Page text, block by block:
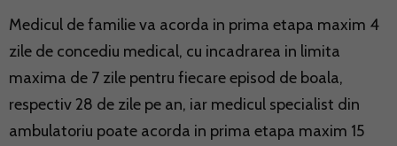
Medicul de familie va acorda in prima etapa maxim 4
zile de concediu medical, cu incadrarea in limita
maxima de 7 zile pentru fiecare episod de boala,
respectiv 28 de zile pe an, iar medicul specialist din
ambulatoriu poate acorda in prima etapa maxim 15